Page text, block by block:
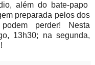
além do bate-papo
preparada pelos dos
perder! Nesta
13h30; na segunda,